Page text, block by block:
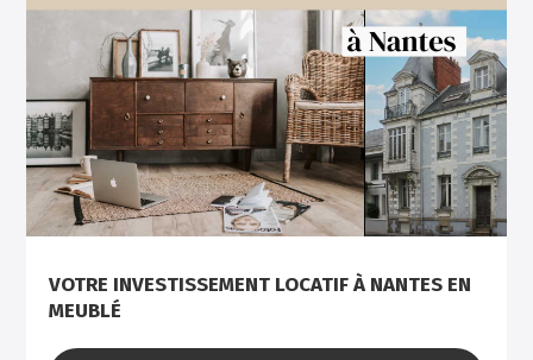
VOTRE INVESTISSEMENT LOCATIF À NANTES EN
MEUBLÉ